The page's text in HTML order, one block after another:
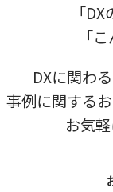
「
「
DXに関わ
事例に関する
お気